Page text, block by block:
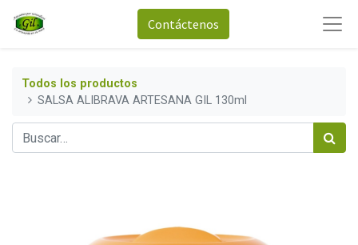
Contáctenos
Todos los productos
SALSA ALIBRAVA ARTESANA GIL 130ml